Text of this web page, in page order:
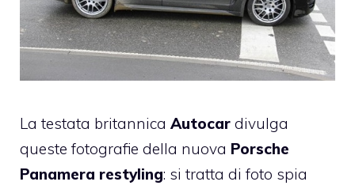
La testata britannica Autocar divulga
queste fotografie della nuova Porsche
Panamera restyling: si tratta di foto spia